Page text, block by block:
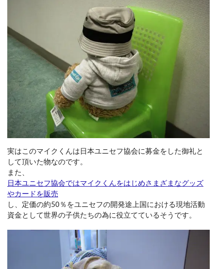
実はこのマイクくんは日本ユニセフ協会に募金をした御礼と
して頂いた物なのです。
また、
日本ユニセフ協会ではマイクくんをはじめさまざまなグッズ
やカードを販売
し、定価の約50％をユニセフの開発途上国における現地活動
資金として世界の子供たちの為に役立てているそうです。